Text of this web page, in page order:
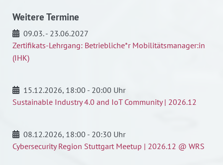
Weitere Termine
09.03. - 23.06.2027
Zertifikats-Lehrgang: Betriebliche*r Mobilitätsmanager:in
(IHK)
15.12.2026, 18:00 - 20:00 Uhr
Sustainable Industry 4.0 and IoT Community | 2026.12
08.12.2026, 18:00 - 20:30 Uhr
Cybersecurity Region Stuttgart Meetup | 2026.12 @ WRS